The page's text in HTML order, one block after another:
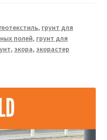
геотекстиль, грунт для
полей, грунт для
, экора, экорастер